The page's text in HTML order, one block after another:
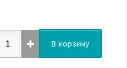
В корзину